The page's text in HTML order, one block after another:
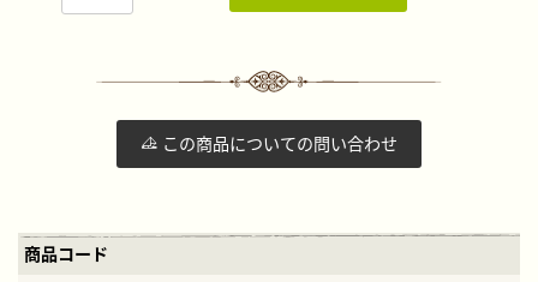
この商品についての問い合わせ
商品コード